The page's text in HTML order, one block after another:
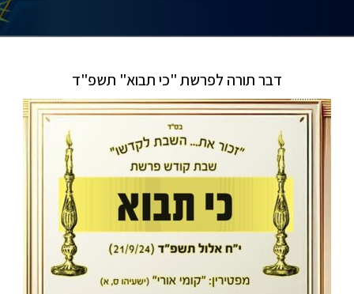
דבר תורה לפרשת "כי תבוא" תשפ"ד